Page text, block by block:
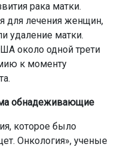
рака матки.
для лечения женщин,
удаление матки.
около одной трети
к моменту
обнадеживающие
которое было
Онкология», ученые